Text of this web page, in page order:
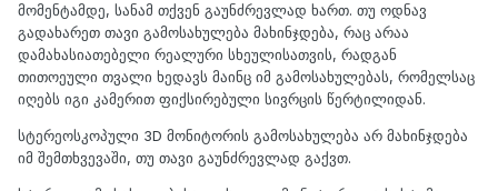
მომენტამდე, სანამ თქვენ გაუნძრევლად ხართ. თუ ოდნავ
გადახარეთ თავი გამოსახულება მახინჯდება, რაც არაა
დამახასიათებელი რეალური სხეულისათვის, რადგან
თითოეული თვალი ხედავს მაინც იმ გამოსახულებას, რომელსაც
იღებს იგი კამერით ფიქსირებული სივრცის წერტილიდან.
სტერეოსკოპული 3D მონიტორის გამოსახულება არ მახინჯდება
იმ შემთხვევაში, თუ თავი გაუნძრევლად გაქვთ.